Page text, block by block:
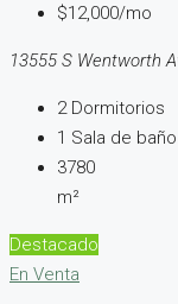
$12,000/mo
13555 S Wentworth
2 Dormitorios
1 Sala de baño
3780
m²
Destacado
En Venta